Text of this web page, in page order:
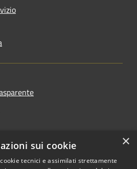
×
sui cookie
tecnici e assimilati strettamente